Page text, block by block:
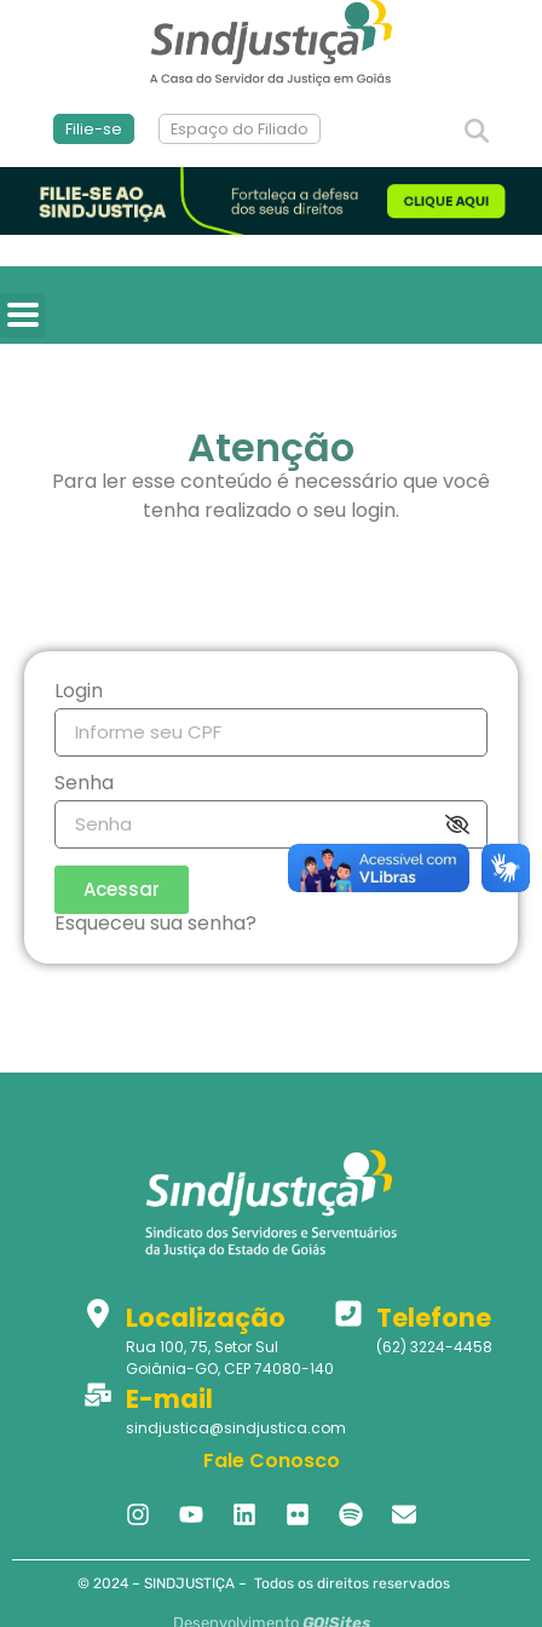
Filie-se Espaço do Filiado
Atenção
Para ler esse conteúdo é necessário que você
tenha realizado o seu login.
Login
Senha
Acessar
Esqueceu sua senha?
Localização
Rua 100, 75, Setor Sul
Goiânia-GO, CEP 74080-140
Telefone
(62) 3224-4458
E-mail
sindjustica@sindjustica.com
Fale Conosco
© 2024 – SINDJUSTIÇA – Todos os direitos reservados
Desenvolvimento GO!Sites